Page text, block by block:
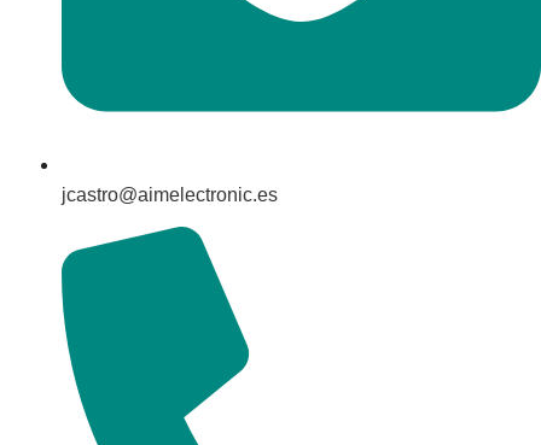
jcastro@aimelectronic.es